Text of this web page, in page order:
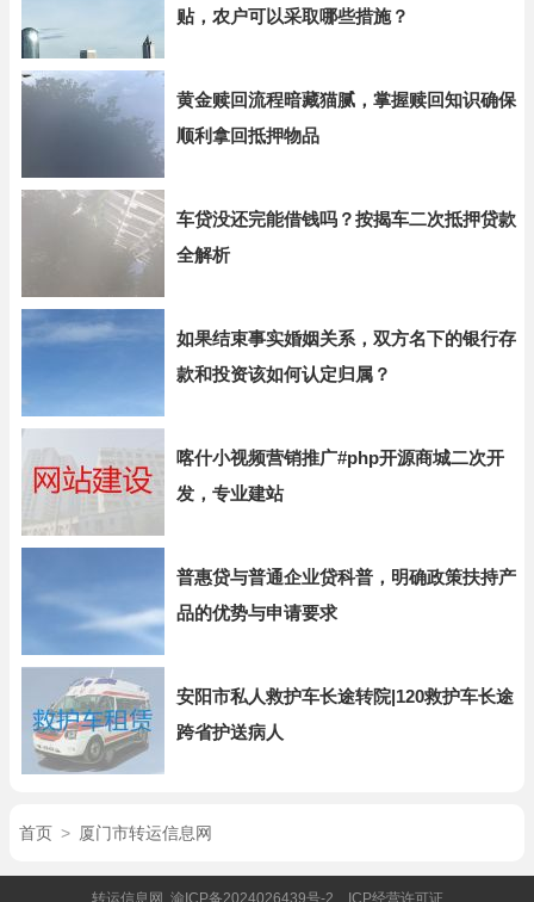
贴，农户可以采取哪些措施？
黄金赎回流程暗藏猫腻，掌握赎回知识确保
顺利拿回抵押物品
车贷没还完能借钱吗？按揭车二次抵押贷款
全解析
如果结束事实婚姻关系，双方名下的银行存
款和投资该如何认定归属？
喀什小视频营销推广#php开源商城二次开
发，专业建站
普惠贷与普通企业贷科普，明确政策扶持产
品的优势与申请要求
安阳市私人救护车长途转院|120救护车长途
跨省护送病人
首页 > 厦门市转运信息网
转运信息网 渝ICP备2024026439号-2 ICP经营许可证